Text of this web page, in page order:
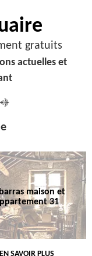
gratuits
actuelles et
maison et
31
EN SAVOIR PLUS